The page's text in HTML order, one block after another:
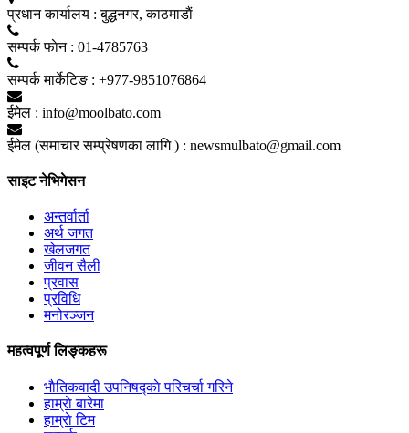
प्रधान कार्यालय : बुद्धनगर, काठमाडाैं
सम्पर्क फाेन : 01-4785763
सम्पर्क मार्केटिङ : +977-9851076864
ईमेल : info@moolbato.com
ईमेल (समाचार सम्प्रेषणका लागि ) : newsmulbato@gmail.com
साइट नेभिगेसन
अन्तर्वार्ता
अर्थ जगत
खेलजगत
जीवन सैली
प्रवास
प्रविधि
मनोरञ्जन
महत्वपूर्ण लिङ्कहरू
भाैतिकवादी उपनिषद्काे परिचर्चा गरिने
हाम्राे बारेमा
हाम्राे टिम